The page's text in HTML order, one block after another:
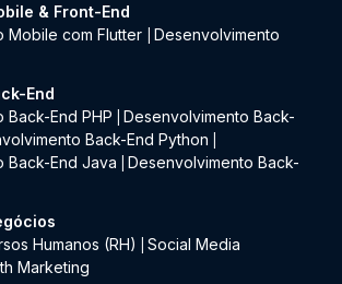
& Front-End
Mobile com Flutter
Desenvolvimento
End
End PHP
Desenvolvimento Back-
Back-End Python
Back-End Java
Desenvolvimento Back-
Humanos (RH)
Social Media
Marketing